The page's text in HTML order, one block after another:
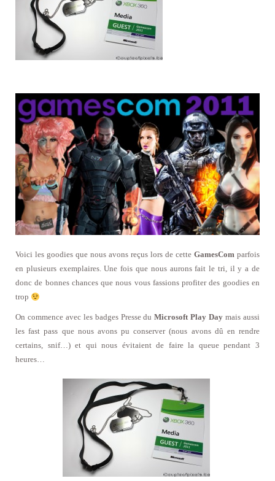
Voici les goodies que nous avons reçus lors de cette GamesCom parfois
en plusieurs exemplaires. Une fois que nous aurons fait le tri, il y a de
donc de bonnes chances que nous vous fassions profiter des goodies en
trop
On commence avec les badges Presse duMicrosoft Play Day mais aussi
les fast pass que nous avons pu conserver (nous avons dû en rendre
certains, snif…) et qui nous évitaient de faire la queue pendant 3
heures…